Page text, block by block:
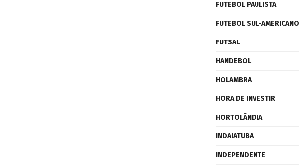
FUTEBOL PAULISTA
FUTEBOL SUL-AMERICANO
FUTSAL
HANDEBOL
HOLAMBRA
HORA DE INVESTIR
HORTOLÂNDIA
INDAIATUBA
INDEPENDENTE